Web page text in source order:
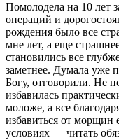
Помолодела на 10 лет
операций и
рождения было все
мне лет, а еще
становились все
заметнее. Думала уже
Богу, отговорили. Не
избавилась
моложе, а все
избавиться от
условиях — читать